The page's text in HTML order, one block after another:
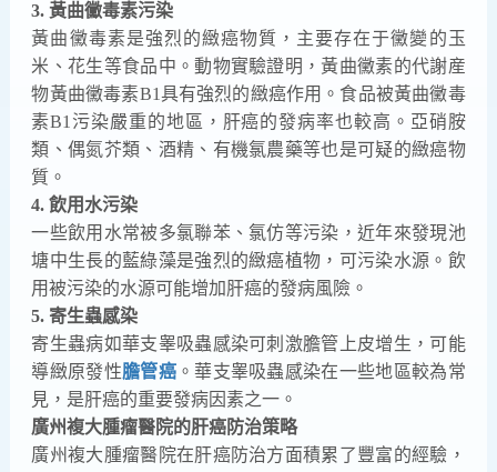
3. 黃曲黴毒素污染
黃曲黴毒素是強烈的緻癌物質，主要存在于黴變的玉
米、花生等食品中。動物實驗證明，黃曲黴素的代謝産
物黃曲黴毒素B1具有強烈的緻癌作用。食品被黃曲黴毒
素B1污染嚴重的地區，肝癌的發病率也較高。亞硝胺
類、偶氮芥類、酒精、有機氯農藥等也是可疑的緻癌物
質。
4. 飲用水污染
一些飲用水常被多氯聯苯、氯仿等污染，近年來發現池
塘中生長的藍綠藻是強烈的緻癌植物，可污染水源。飲
用被污染的水源可能增加肝癌的發病風險。
5. 寄生蟲感染
寄生蟲病如華支睾吸蟲感染可刺激膽管上皮增生，可能
導緻原發性膽管癌。華支睾吸蟲感染在一些地區較為常
見，是肝癌的重要發病因素之一。
廣州複大腫瘤醫院的肝癌防治策略
廣州複大腫瘤醫院在肝癌防治方面積累了豐富的經驗，